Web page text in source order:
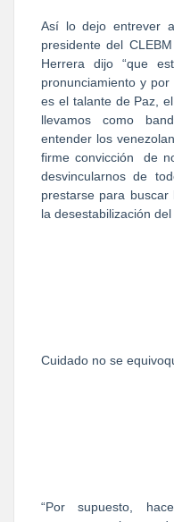
Así lo dejo entrever
presidente del
Herrera dijo “que
pronunciamiento y
es el talante de Paz,
llevamos como
entender los
firme convicción
de
desvincularnos de
prestarse para buscar
la desestabilización
Cuidado no se
“Por supuesto,